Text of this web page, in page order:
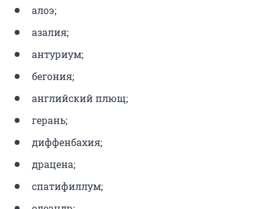
алоэ;
азалия;
антуриум;
бегония;
английский плющ;
герань;
диффенбахия;
драцена;
спатифиллум;